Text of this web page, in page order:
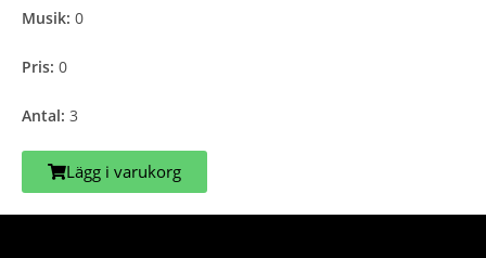
Musik: 0
Pris: 0
Antal: 3
Lägg i varukorg